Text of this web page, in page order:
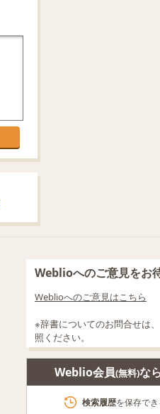
Weblioへのご意見をお
Weblioへのご意見はこちら
※辞書についてのお問合せは
照ください。
Weblio会員(無料)な
検索履歴を保存で